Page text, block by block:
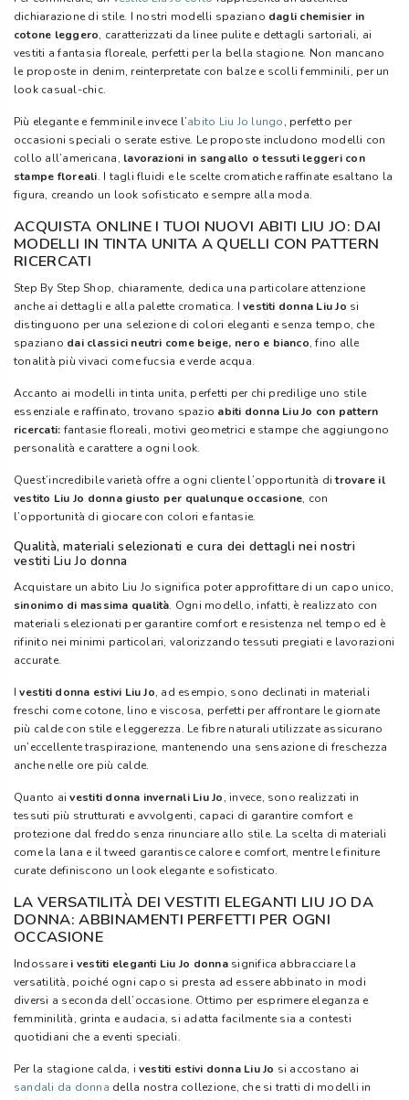
dichiarazione di stile. I nostri modelli spaziano dagli chemisier in
cotone leggero, caratterizzati da linee pulite e dettagli sartoriali, ai
vestiti a fantasia floreale, perfetti per la bella stagione. Non mancano
le proposte in denim, reinterpretate con balze e scolli femminili, per un
look casual-chic.
Più elegante e femminile invece l’abito Liu Jo lungo, perfetto per
occasioni speciali o serate estive. Le proposte includono modelli con
collo all’americana, lavorazioni in sangallo o tessuti leggeri con
stampe floreali. I tagli fluidi e le scelte cromatiche raffinate esaltano la
figura, creando un look sofisticato e sempre alla moda.
ACQUISTA ONLINE I TUOI NUOVI ABITI LIU JO: DAI
MODELLI IN TINTA UNITA A QUELLI CON PATTERN
RICERCATI
Step By Step Shop, chiaramente, dedica una particolare attenzione
anche ai dettagli e alla palette cromatica. Ivestiti donna Liu Jo si
distinguono per una selezione di colori eleganti e senza tempo, che
spaziano dai classici neutri come beige, nero e bianco, fino alle
tonalità più vivaci come fucsia e verde acqua.
Accanto ai modelli in tinta unita, perfetti per chi predilige uno stile
essenziale e raffinato, trovano spazio abiti donna Liu Jo con pattern
ricercati: fantasie floreali, motivi geometrici e stampe che aggiungono
personalità e carattere a ogni look.
Quest’incredibile varietà offre a ogni cliente l’opportunità ditrovare il
vestito Liu Jo donna giusto per qualunque occasione, con
l’opportunità di giocare con colori e fantasie.
Qualità, materiali selezionati e cura dei dettagli nei nostri
vestiti Liu Jo donna
Acquistare un abito Liu Jo significa poter approfittare di un capo unico,
sinonimo di massima qualità. Ogni modello, infatti, è realizzato con
materiali selezionati per garantire comfort e resistenza nel tempo ed è
rifinito nei minimi particolari, valorizzando tessuti pregiati e lavorazioni
accurate.
Ivestiti donna estivi Liu Jo, ad esempio, sono declinati in materiali
freschi come cotone, lino e viscosa, perfetti per affrontare le giornate
più calde con stile e leggerezza. Le fibre naturali utilizzate assicurano
un’eccellente traspirazione, mantenendo una sensazione di freschezza
anche nelle ore più calde.
Quanto aivestiti donna invernali Liu Jo, invece, sono realizzati in
tessuti più strutturati e avvolgenti, capaci di garantire comfort e
protezione dal freddo senza rinunciare allo stile. La scelta di materiali
come la lana e il tweed garantisce calore e comfort, mentre le finiture
curate definiscono un look elegante e sofisticato.
LA VERSATILITÀ DEI VESTITI ELEGANTI LIU JO DA
DONNA: ABBINAMENTI PERFETTI PER OGNI
OCCASIONE
Indossare i vestiti eleganti Liu Jo donna significa abbracciare la
versatilità, poiché ogni capo si presta ad essere abbinato in modi
diversi a seconda dell’occasione. Ottimo per esprimere eleganza e
femminilità, grinta e audacia, si adatta facilmente sia a contesti
quotidiani che a eventi speciali.
Per la stagione calda, i vestiti estivi donna Liu Jo si accostano ai
sandali da donna della nostra collezione, che si tratti di modelli in